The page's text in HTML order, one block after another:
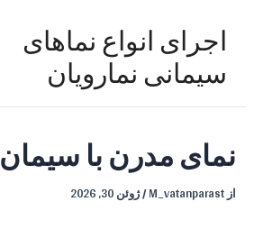
اجرای انواع نماهای
سیمانی نمارویان
نمای مدرن با سیمان
از M_vatanparast
/ژوئن 30, 2026